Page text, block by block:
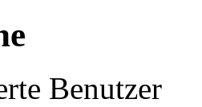
Benutzer